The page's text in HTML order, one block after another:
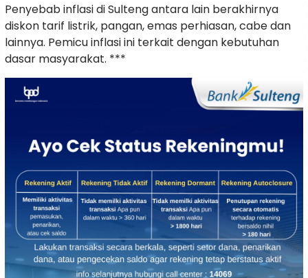
Penyebab inflasi di Sulteng antara lain berakhirnya
diskon tarif listrik, pangan, emas perhiasan, cabe dan
lainnya. Pemicu inflasi ini terkait dengan kebutuhan
dasar masyarakat. ***